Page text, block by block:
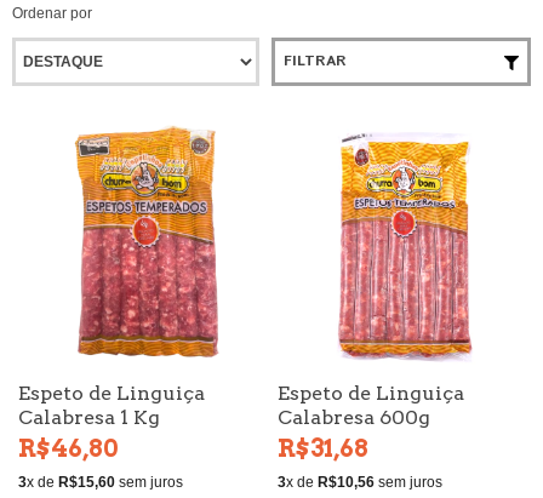
Ordenar por
FILTRAR
Espeto de Linguiça
Calabresa 1 Kg
R$46,80
3x de R$15,60 sem juros
Espeto de Linguiça
Calabresa 600g
R$31,68
3x de R$10,56 sem juros